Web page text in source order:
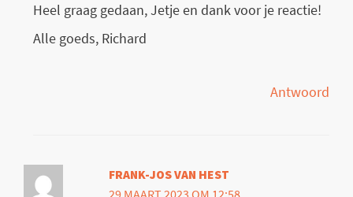
Heel graag gedaan, Jetje en dank voor je reactie!
Alle goeds, Richard
Antwoord
FRANK-JOS VAN HEST